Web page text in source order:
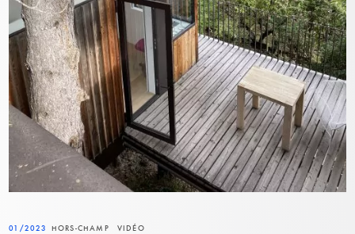
01/2023 HORS-CHAMP VIDÉO